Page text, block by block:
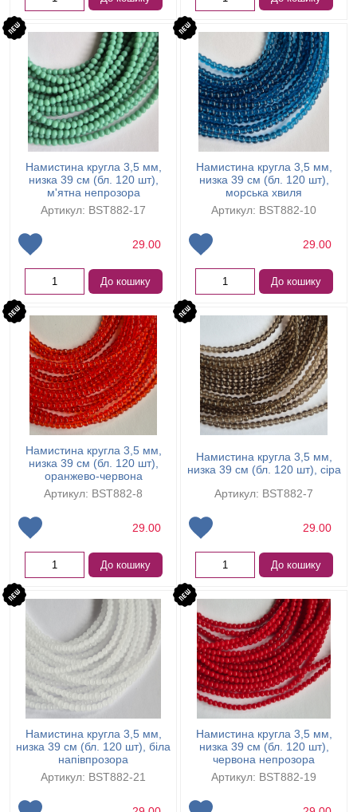
Намистина кругла 3,5 мм,
низка 39 см (бл. 120 шт),
м'ятна непрозора
Артикул: BST882-17
29.00
До кошику
Намистина кругла 3,5 мм,
низка 39 см (бл. 120 шт),
морська хвиля
Артикул: BST882-10
29.00
До кошику
Намистина кругла 3,5 мм,
низка 39 см (бл. 120 шт),
оранжево-червона
Артикул: BST882-8
29.00
До кошику
Намистина кругла 3,5 мм,
низка 39 см (бл. 120 шт), сіра
Артикул: BST882-7
29.00
До кошику
Намистина кругла 3,5 мм,
низка 39 см (бл. 120 шт), біла
напівпрозора
Артикул: BST882-21
Намистина кругла 3,5 мм,
низка 39 см (бл. 120 шт),
червона непрозора
Артикул: BST882-19